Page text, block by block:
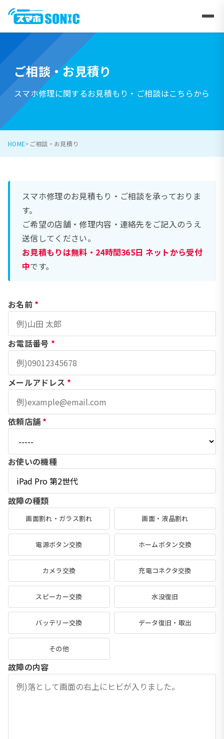
ご相談・お見積り
スマホ修理に関するお見積もり・ご相談はこちらから
HOME ご相談・お見積り
スマホ修理のお見積もり・ご相談を承っておりま
す。
ご希望の店舗・修理内容・連絡先をご記入のうえ
送信してください。
お見積もりは無料・24時間365日 ネットから受付
中です。
お名前 *
お電話番号 *
メールアドレス *
依頼店舗 *
お使いの機種
故障の種類
画面割れ・ガラス割れ 画面・液晶割れ
電源ボタン交換 ホームボタン交換
カメラ交換 充電コネクタ交換
スピーカー交換 水没復旧
バッテリー交換 データ復旧・取出
その他
故障の内容